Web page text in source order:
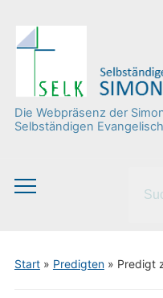
Die Webpräsenz der
Selbständigen
Toggle
for:
Start» Predigten» Predigt